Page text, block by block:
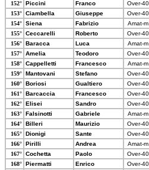
152° Piccini Franco Over-40
153° Ciambella Giuseppe Over-40
154° Siena Fabrizio Amat-m
155° Ceccarelli Roberto Over-40
156° Baracca Luca Amat-m
157° Amelia Teodoro Over-40
158° Cappelletti Francesco Amat-m
159° Mantovani Stefano Over-40
160° Boriosi Gualtiero Over-40
161° Barcaccia Francesco Over-40
162° Elisei Sandro Over-40
163° Falsinotti Gabriele Amat-m
164° Billeri Maurizio Over-40
165° Dionigi Sante Over-40
166° Pirilli Andrea Amat-m
167° Cochetta Paolo Over-40
168° Piermatti Enrico Over-40